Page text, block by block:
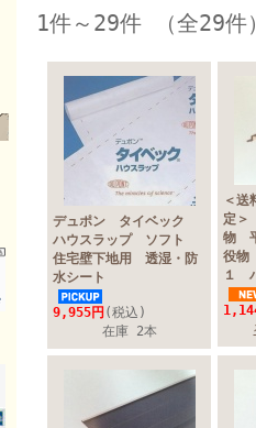
1件～29件 （全29件
デュポン タイベック
ハウスラップ ソフト
住宅壁下地用 透湿・防
水シート
9,955円 (税込)
在庫 2本
＜送
定
物
役
１